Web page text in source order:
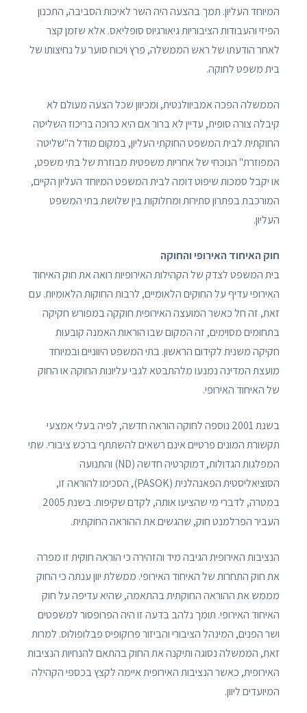
המיוחד העליון. תמך בהצעה היה השר לאיכות הסביבה, התכנון
הפיזי והעבודות הציבוריות גיאורגיוס סופליאס. אלא שזמן קצר
לאחר הודעתו של ראש הממשלה, פרץ ויכוח סוער על נחיצותו של
בית משפט לחוקה.
הממשלה הפכה אמביוולנטית, ומכיוון שכל הצעה מעולם לא
קיבלה צורה סופית, עדיין לא ברור אם היא כרוכה בריכוז השליטה
החוקתית לבית המשפט החוקתי העליון, במקום מודל ה"שליטה
המפוזרת" הנוכחי של אחריות משפטית מבוזרת של בתי משפט,
או יקבל סמכות שיפוט דומה לבית המשפט המיוחד העליון הקיים,
המורכבת בפתרון סתירות ומחלוקות בין שלושת בתי המשפט
העליון.
חוק האיחוד האירופי והחוקה
בית המשפט לצדק של הקהילות האירופיות רואה את חוק האיחוד
האירופי עדיף על החוקים הלאומיים, לרבות החוקות הלאומיות. עם
זאת, זה חל כאשר המועצה האירופית חוקקה במפורש חקיקה
בתחומים מסוימים, זה המקום שבו הוראות האמנה קובעות
חקיקה משנית לקידום הראשון. בתי המשפט היווניים ובמיוחד
מועצת המדינה נמנעו מלהתבטא לגבי עליונות החוקה או החוק
של האיחוד האירופי.
בשנת 2001 נוספה לחוקה הוראה חדשה, לפיה בעלי אמצעי
תקשורת המונים פרטיים אינם רשאים להשתתף ברכש ציבורי. שתי
המפלגות הגדולות, דמוקרטיה חדשה (ND) והתנועה
הסוציאליסטית הפאנהלנית (PASOK), הסכימו להוראה זו,
במטרה, לדברי מי שהציעו אותה, לקדם שקיפות. בשנת 2005
העביר הפרלמנט חוק, שהגשים את ההוראה החוקתית.
הנציבות האירופית הגיבה מיד והזהירה כי הוראה חוקית זו מפרה
את חוק התחרות של האיחוד האירופי. ממשלת יוון ענתה כי החוק
מממש את ההוראה החוקתית בהתאמה, שהיא עדיפה על חוק
האיחוד האירופי. תומך נלהב בדעה זו היה הפרופסור למשפטים
ושר הפנים, המינהל הציבורי והביזור פרוקופיס פבלופולוס. למרות
זאת, הממשלה נסוגה ותיקנה את החוק בהתאם להנחיות הנציבות
האירופית, כאשר הנציבות האירופית איימה לקצץ בכספי הקהילה
המיועדים ליוון.